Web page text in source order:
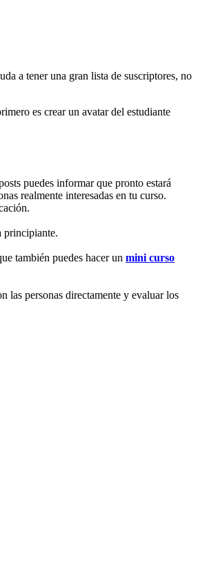
a tener una gran lista de suscriptores, no
es crear un avatar del estudiante
puedes informar que pronto estará
realmente interesadas en tu curso.
principiante.
también puedes hacer un mini curso
las personas directamente y evaluar los